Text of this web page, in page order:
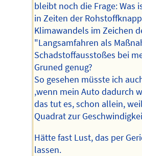
bleibt noch die Frage:
in Zeiten der
Klimawandels im Zeichen
"Langsamfahren als
Schadstoffausstoßes bei
Gruned genug?
So gesehen müsste ich
,wenn mein Auto dadurch
das tut es, schon allein,
Quadrat zur
Hätte fast Lust, das per
lassen.